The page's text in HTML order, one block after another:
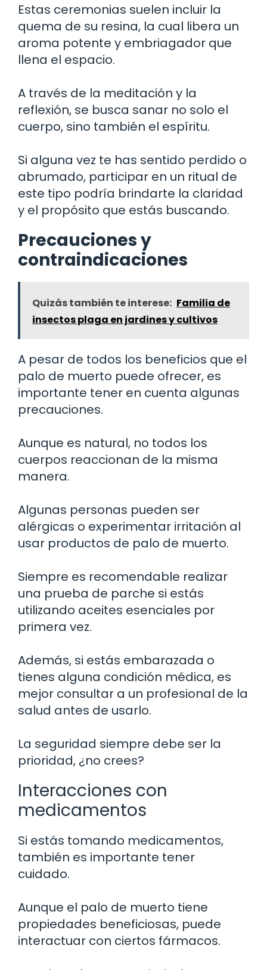
Estas ceremonias suelen incluir la
quema de su resina, la cual libera un
aroma potente y embriagador que
llena el espacio.
A través de la meditación y la
reflexión, se busca sanar no solo el
cuerpo, sino también el espíritu.
Si alguna vez te has sentido perdido o
abrumado, participar en un ritual de
este tipo podría brindarte la claridad
y el propósito que estás buscando.
Precauciones y
contraindicaciones
Quizás también te interese: Familia de
insectos plaga en jardines y cultivos
A pesar de todos los beneficios que el
palo de muerto puede ofrecer, es
importante tener en cuenta algunas
precauciones.
Aunque es natural, no todos los
cuerpos reaccionan de la misma
manera.
Algunas personas pueden ser
alérgicas o experimentar irritación al
usar productos de palo de muerto.
Siempre es recomendable realizar
una prueba de parche si estás
utilizando aceites esenciales por
primera vez.
Además, si estás embarazada o
tienes alguna condición médica, es
mejor consultar a un profesional de la
salud antes de usarlo.
La seguridad siempre debe ser la
prioridad, ¿no crees?
Interacciones con
medicamentos
Si estás tomando medicamentos,
también es importante tener
cuidado.
Aunque el palo de muerto tiene
propiedades beneficiosas, puede
interactuar con ciertos fármacos.